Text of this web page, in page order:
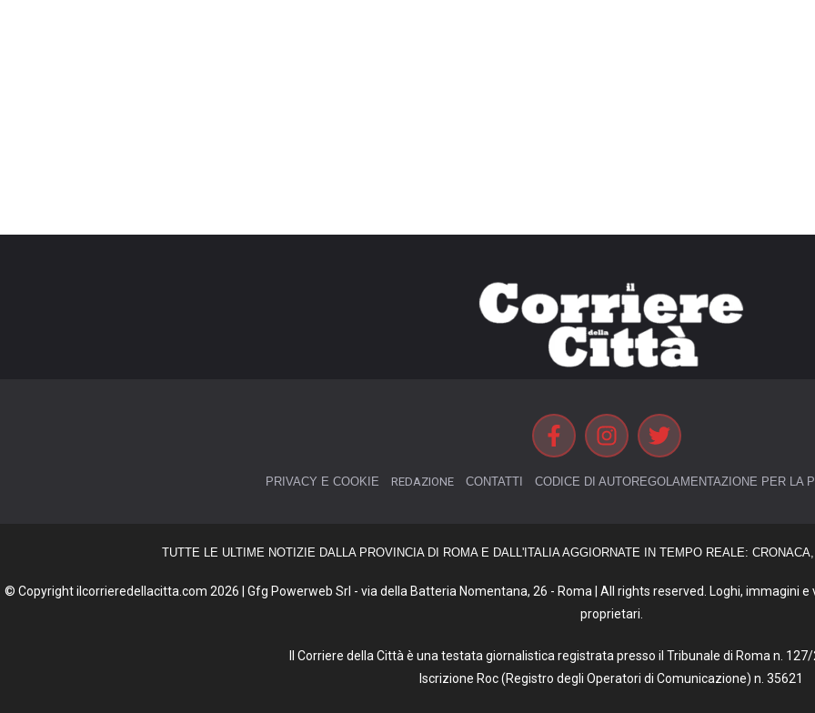
PRIVACY E COOKIE REDAZIONE CONTATTI CODICE DI AUTOREGOLAMENTAZIONE PER LA
TUTTE LE ULTIME NOTIZIE DALLA PROVINCIA DI ROMA E DALL'ITALIA AGGIORNATE IN TEMPO REALE:
© Copyright ilcorrieredellacitta.com 2026 | Gfg Powerweb Srl - via della Batteria Nomentana, 26 - Roma | All rights reserved. Loghi, immagini
proprietari.
Il Corriere della Città è una testata giornalistica registrata presso il Tribunale di Roma n.
Iscrizione Roc (Registro degli Operatori di Comunicazione) n. 35621